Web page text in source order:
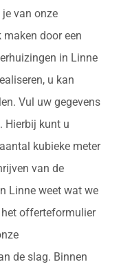
van onze
door een
in Linne
u kan
Vul uw gegevens
Hierbij kunt u
kubieke meter
van de
Linne weet wat we
offerteformulier
de slag. Binnen